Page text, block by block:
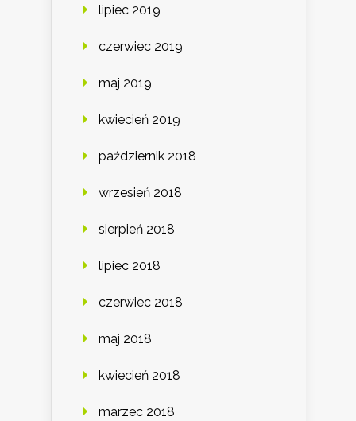
lipiec 2019
czerwiec 2019
maj 2019
kwiecień 2019
październik 2018
wrzesień 2018
sierpień 2018
lipiec 2018
czerwiec 2018
maj 2018
kwiecień 2018
marzec 2018